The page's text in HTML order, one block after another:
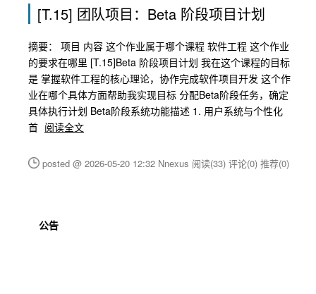
[T.15] 团队项目：Beta 阶段项目计划
摘要： 项目 内容 这个作业属于哪个课程 软件工程 这个作业
的要求在哪里 [T.15]Beta 阶段项目计划 我在这个课程的目标
是 掌握软件工程的核心理论，协作完成软件项目开发 这个作
业在哪个具体方面帮助我实现目标 分配Beta阶段任务，确定
具体执行计划 Beta阶段系统功能描述 1. 用户系统与个性化
首 阅读全文
posted @ 2026-05-20 12:32 Nnexus 阅读(33) 评论(0) 推荐(0)
公告